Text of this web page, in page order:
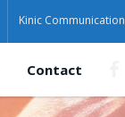
Kinic Communication
Contact